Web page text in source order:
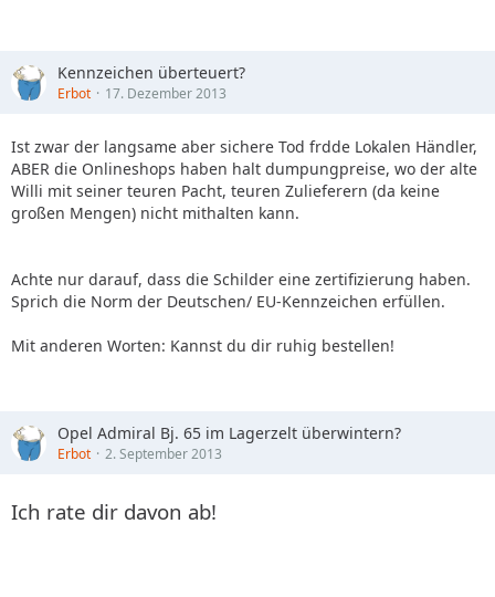
Kennzeichen überteuert?
Erbot 17. Dezember 2013
Ist zwar der langsame aber sichere Tod frdde Lokalen Händler,
ABER die Onlineshops haben halt dumpungpreise, wo der alte
Willi mit seiner teuren Pacht, teuren Zulieferern (da keine
großen Mengen) nicht mithalten kann.
Achte nur darauf, dass die Schilder eine zertifizierung haben.
Sprich die Norm der Deutschen/ EU-Kennzeichen erfüllen.
Mit anderen Worten: Kannst du dir ruhig bestellen!
Opel Admiral Bj. 65 im Lagerzelt überwintern?
Erbot 2. September 2013
Ich rate dir davon ab!